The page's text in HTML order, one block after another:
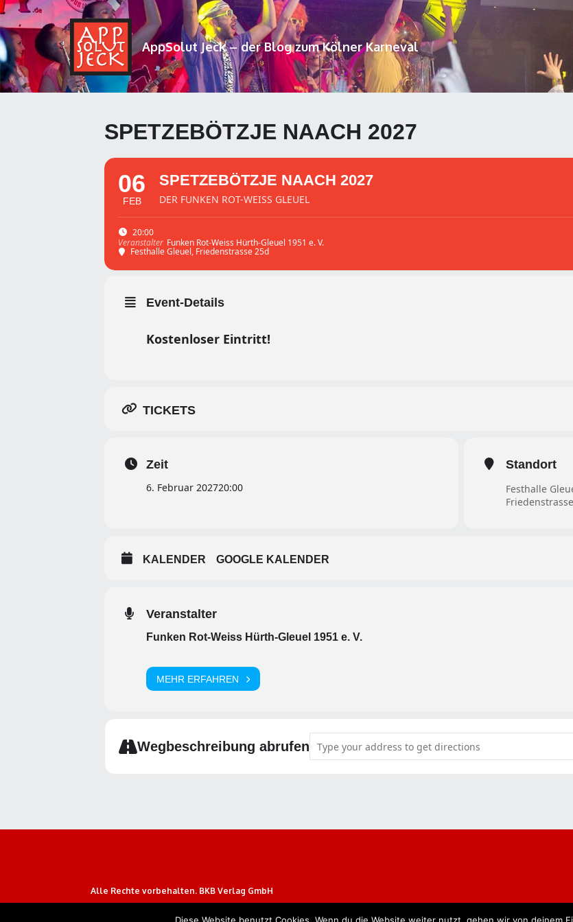
AppSolut Jeck – der Blog zum Kölner Karneval
SPETZEBÖTZJE NAACH 2027
20:00
Veranstalter Funken Rot-Weiss Hürth-Gleuel 1951 e. V.
Festhalle Gleuel, Friedenstrasse 25d
06
FEB
SPETZEBÖTZJE NAACH 2027
DER FUNKEN ROT-WEISS GLEUEL
Event-Details
Kostenloser Eintritt!
TICKETS
Zeit
6. Februar 202720:00
Standort
Festhalle
KALENDER GOOGLE KALENDER
Veranstalter
Funken Rot-Weiss Hürth-Gleuel 1951 e. V.
MEHR ERFAHREN
Wegbeschreibung abrufen
Alle Rechte vorbehalten. BKB Verlag GmbH